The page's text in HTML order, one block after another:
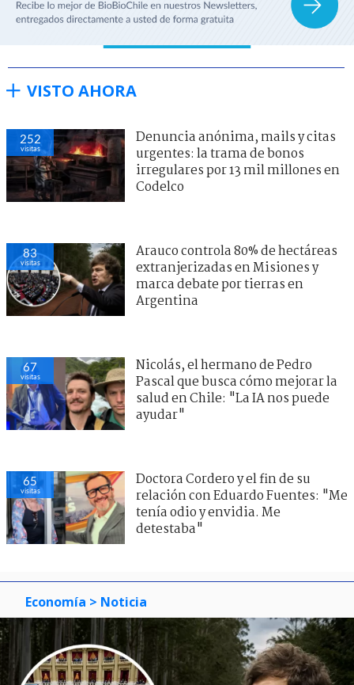
VISTO AHORA
252
visitas
Denuncia anónima, mails y citas
urgentes: la trama de bonos
irregulares por 13 mil millones en
Codelco
83
visitas
Arauco controla 80% de hectáreas
extranjerizadas en Misiones y
marca debate por tierras en
Argentina
67
visitas
Nicolás, el hermano de Pedro
Pascal que busca cómo mejorar la
salud en Chile: "La IA nos puede
ayudar"
65
visitas
Doctora Cordero y el fin de su
relación con Eduardo Fuentes: "Me
tenía odio y envidia. Me
detestaba"
Economía > Noticia